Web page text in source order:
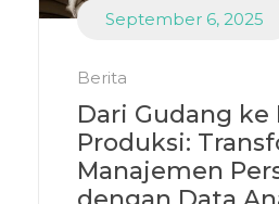
September 6, 2025
Berita
Dari Gudang ke
Produksi:
Manajemen